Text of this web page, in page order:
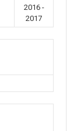
2016 -
2017